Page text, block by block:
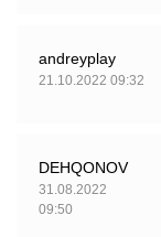
andreyplay
21.10.2022 09:32
DEHQONOV
31.08.2022
09:50